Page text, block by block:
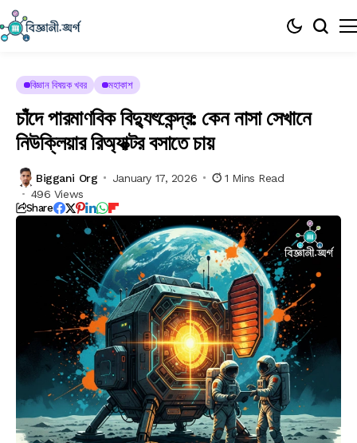
বিজ্ঞান বিষয়ক খবর মহাকাশ
চাঁদে পারমাণবিক বিদ্যুৎকেন্দ্র: কেন নাসা সেখানে
নিউক্লিয়ার রিঅ্যাক্টর বসাতে চায়
Biggani Org January 17, 2026
1 Mins Read
496 Views
Share